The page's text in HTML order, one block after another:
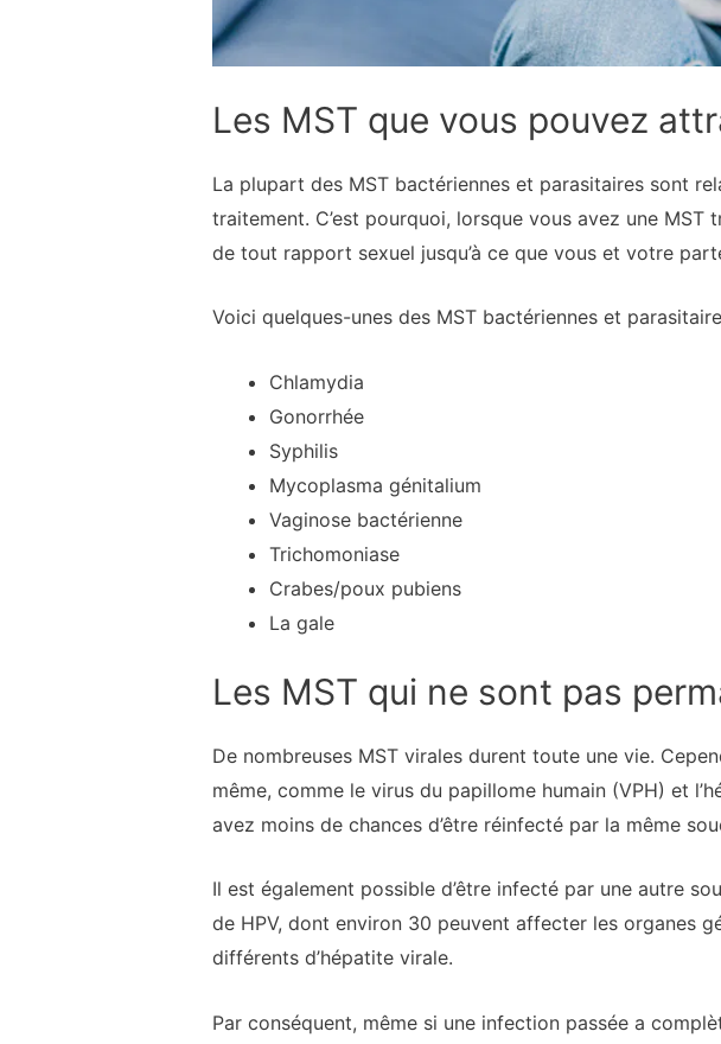
Les MST que vous pouvez
La plupart des MST bactériennes et parasitaires sont
traitement. C’est pourquoi, lorsque vous avez une
de tout rapport sexuel jusqu’à ce que vous et votre
Voici quelques-unes des MST bactériennes et
Chlamydia
Gonorrhée
Syphilis
Mycoplasma génitalium
Vaginose bactérienne
Trichomoniase
Crabes/poux pubiens
La gale
Les MST qui ne sont pas
De nombreuses MST virales durent toute une vie.
même, comme le virus du papillome humain (VPH) et
avez moins de chances d’être réinfecté par la même
Il est également possible d’être infecté par une autre
de HPV, dont environ 30 peuvent affecter les organes
différents d’hépatite virale.
Par conséquent, même si une infection passée a